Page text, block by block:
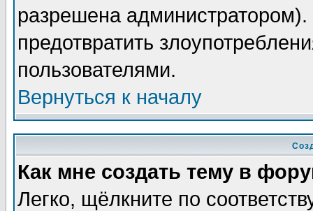
разрешена
предотвратить
пользователями.
Вернуться к началу
Как мне создать тему в
Легко, щёлкните по